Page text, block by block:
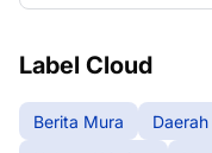
Label Cloud
Berita Mura Daerah